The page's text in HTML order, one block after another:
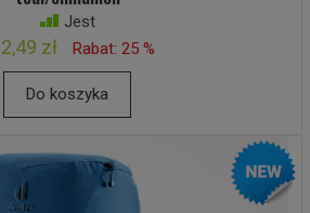
Jest
zł Rabat: 25 %
Do koszyka